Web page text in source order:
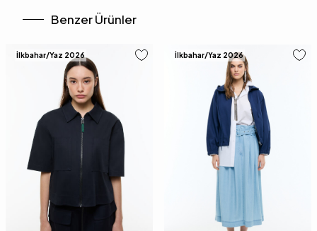
Benzer Ürünler
İlkbahar/Yaz 2026 İlkbahar/Yaz 2026